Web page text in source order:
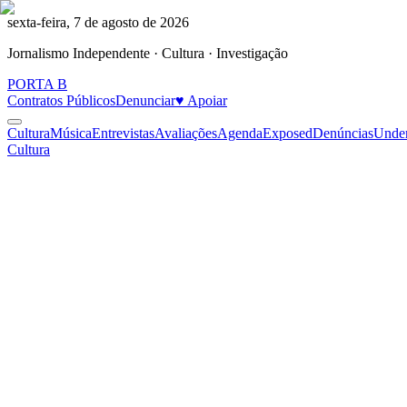
sexta-feira, 7 de agosto de 2026
Jornalismo Independente · Cultura · Investigação
PORTA B
Contratos PúblicosDenunciar♥ Apoiar
CulturaMúsicaEntrevistasAvaliaçõesAgendaExposedDenúncias
Cultura